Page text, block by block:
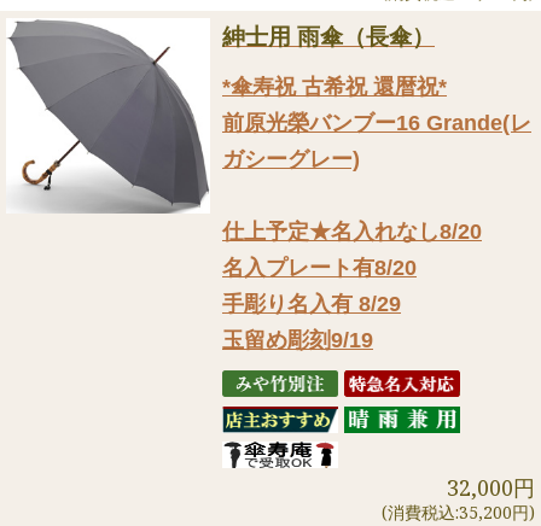
紳士用 雨傘（長傘）
*傘寿祝 古希祝 還暦祝*
前原光榮バンブー16 Grande(レ
ガシーグレー)
仕上予定★名入れなし8/20
名入プレート有8/20
手彫り名入有 8/29
玉留め彫刻9/19
32,000円
(消費税込:35,200円)